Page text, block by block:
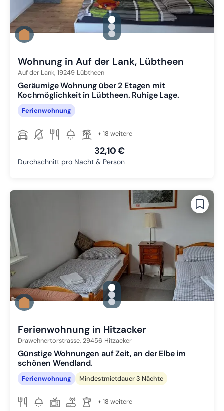
gallery.slide_selector
Zu Slide 1 wechseln
Zu Slide 2 wechseln
Zu Slide 3 wechseln
Wohnung in Auf der Lank, Lübtheen
Auf der Lank, 19249 Lübtheen
Geräumige Wohnung über 2 Etagen mit
Kochmöglichkeit in Lübtheen. Ruhige Lage.
Ferienwohnung
+ 18 weitere
32,10 €
Durchschnitt pro Nacht & Person
gallery.slide_selector
Zu Slide 1 wechseln
Zu Slide 2 wechseln
Zu Slide 3 wechseln
Ferienwohnung in Hitzacker
Drawehnertorstrasse, 29456 Hitzacker
Günstige Wohnungen auf Zeit, an der Elbe im
schönen Wendland.
Ferienwohnung Mindestmietdauer 3 Nächte
+ 18 weitere